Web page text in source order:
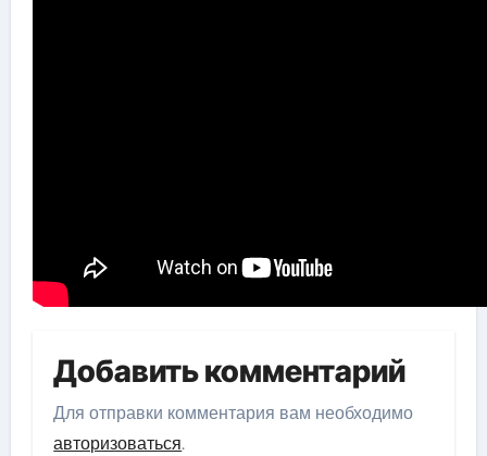
Добавить комментарий
Для отправки комментария вам необходимо
авторизоваться.